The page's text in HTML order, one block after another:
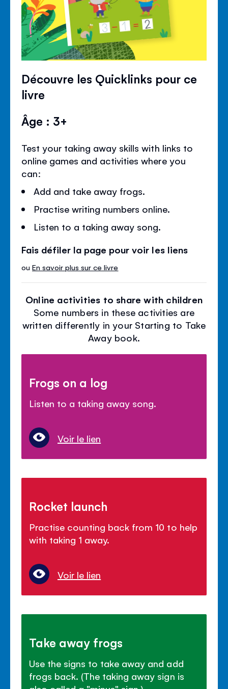
Découvre les Quicklinks pour ce
livre
Âge : 3+
Test your taking away skills with links to
online games and activities where you
can:
Add and take away frogs.
Practise writing numbers online.
Listen to a taking away song.
Fais défiler la page pour voir les liens
ouEn savoir plus sur ce livre
Online activities to share with children
Some numbers in these activities are
written differently in your Starting to Take
Away book.
Frogs on a log
Listen to a taking away song.
Voir le lien
Rocket launch
Practise counting back from 10 to help
with taking 1 away.
Voir le lien
Take away frogs
Use the signs to take away and add
frogs back. (The taking away sign is